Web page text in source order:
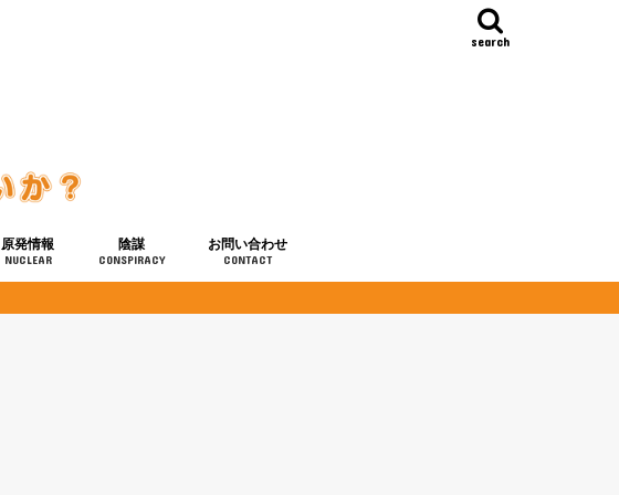
search
原発情報
NUCLEAR
陰謀
CONSPIRACY
お問い合わせ
CONTACT